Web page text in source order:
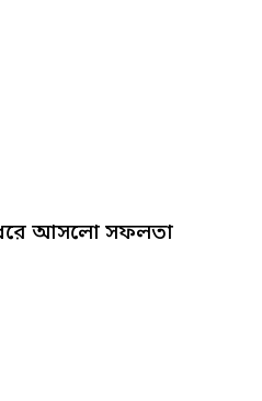
ধরে আসলো সফলতা